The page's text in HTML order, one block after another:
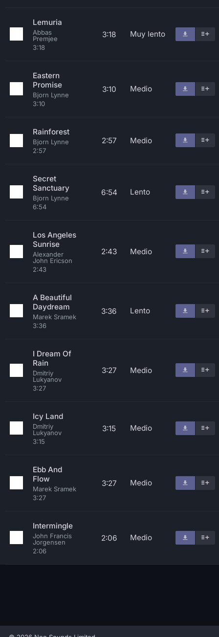
Lemuria
Abbas
Premjee
3:18
3:18 Muy lento
Eastern
Promise
Bjorn Lynne
3:10
3:10 Medio
Rainforest
Bjorn Lynne
2:57
2:57 Medio
Secret
Sanctuary
Bjorn Lynne
6:54
6:54 Lento
Los Angeles
Sunrise
Alexander
John Ericson
2:43
2:43 Medio
A Beautiful
Daydream
Marek Sramek
3:36
3:36 Lento
I Dream Of
Rain
Dmitriy
Lukyanov
3:27
3:27 Medio
Icy Land
Dmitriy
Lukyanov
3:15
3:15 Medio
Ebb And
Flow
Marek Sramek
3:27
3:27 Medio
Intermingle
John Francis
Jorgensen
2:06
2:06 Medio